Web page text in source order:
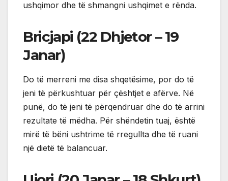
ushqimor dhe të shmangni ushqimet e rënda.
Bricjapi (22 Dhjetor – 19
Janar)
Do të merreni me disa shqetësime, por do të
jeni të përkushtuar për çështjet e afërve. Në
punë, do të jeni të përqendruar dhe do të arrini
rezultate të mëdha. Për shëndetin tuaj, është
mirë të bëni ushtrime të rregullta dhe të ruani
një dietë të balancuar.